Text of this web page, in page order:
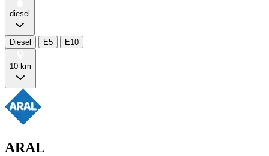
diesel
Diesel E5 E10
10 km
ARAL